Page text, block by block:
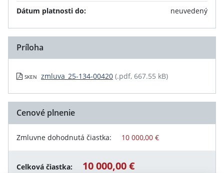
Dátum platnosti do:
neuvedený
Príloha
SKEN zmluva_25-134-00420 (.pdf, 667.55 kB)
Cenové plnenie
Zmluvne dohodnutá čiastka: 10 000,00 €
Celková čiastka: 10 000,00 €